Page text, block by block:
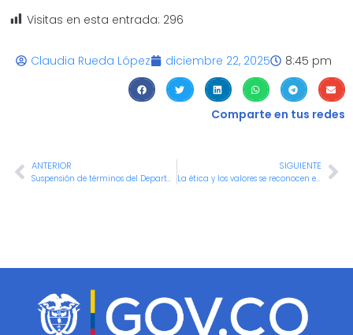
Visitas en esta entrada: 296
Claudia Rueda López diciembre 22, 2025 8:45 pm
Comparte en tus redes
ANTERIOR
Suspensión de términos del Departamento Administrativo de Control Disciplinario Interno de Instrucción
SIGUIENTE
La ética y los valores se reconocen en la gestión distrital